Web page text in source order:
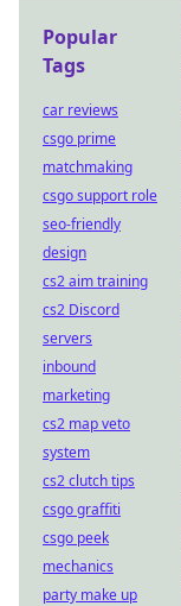
Popular
Tags
car reviews
csgo prime
matchmaking
csgo support role
seo-friendly
design
cs2 aim training
cs2 Discord
servers
inbound
marketing
cs2 map veto
system
cs2 clutch tips
csgo graffiti
csgo peek
mechanics
party make up